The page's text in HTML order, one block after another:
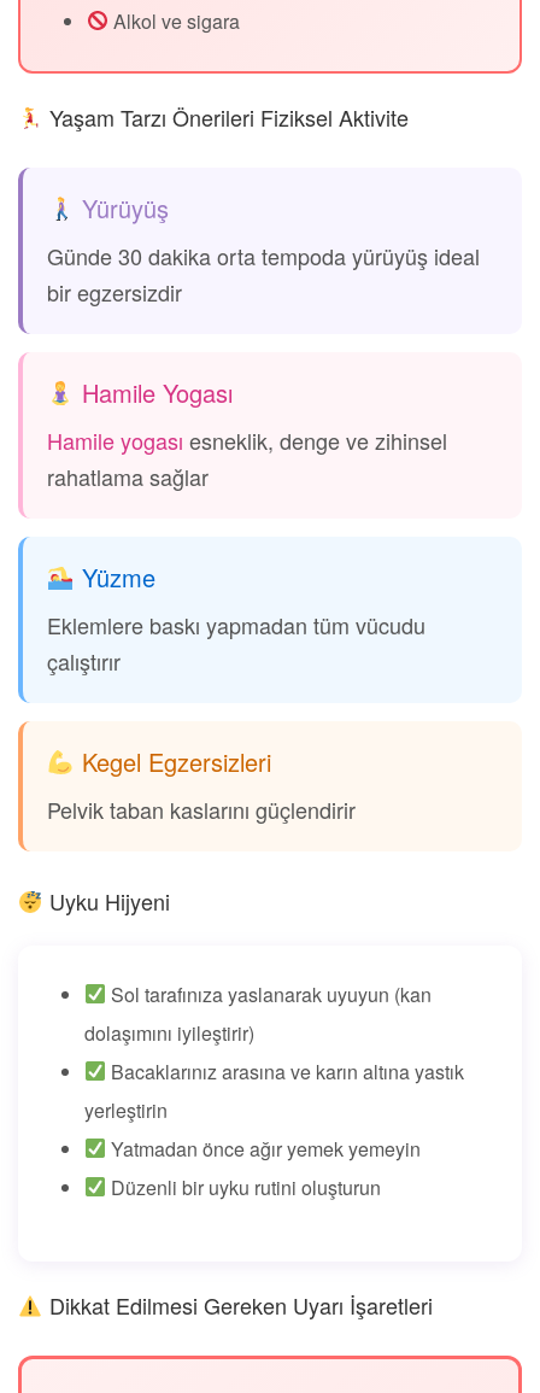
Alkol ve sigara
Yaşam Tarzı Önerileri Fiziksel Aktivite
Yürüyüş
Günde 30 dakika orta tempoda yürüyüş ideal
bir egzersizdir
Hamile Yogası
Hamile yogası esneklik, denge ve zihinsel
rahatlama sağlar
Yüzme
Eklemlere baskı yapmadan tüm vücudu
çalıştırır
Kegel Egzersizleri
Pelvik taban kaslarını güçlendirir
Uyku Hijyeni
Sol tarafınıza yaslanarak uyuyun (kan
dolaşımını iyileştirir)
Bacaklarınız arasına ve karın altına yastık
yerleştirin
Yatmadan önce ağır yemek yemeyin
Düzenli bir uyku rutini oluşturun
Dikkat Edilmesi Gereken Uyarı İşaretleri